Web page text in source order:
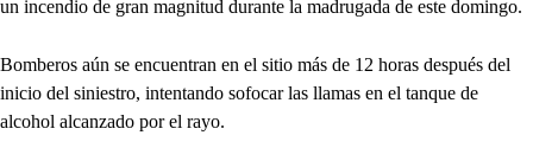
un incendio de gran magnitud durante la madrugada de este domingo.
Bomberos aún se encuentran en el sitio más de 12 horas después del
inicio del siniestro, intentando sofocar las llamas en el tanque de
alcohol alcanzado por el rayo.